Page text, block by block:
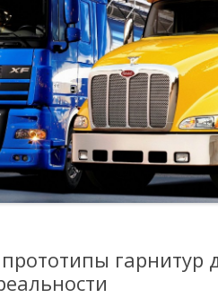
гарнитур